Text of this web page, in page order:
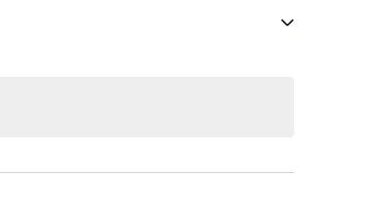
Évènement